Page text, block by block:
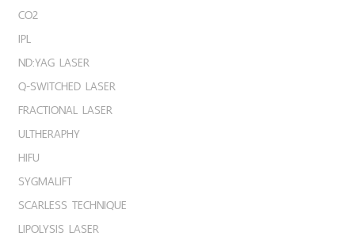
CO2
IPL
ND:YAG LASER
Q-SWITCHED LASER
FRACTIONAL LASER
ULTHERAPHY
HIFU
SYGMALIFT
SCARLESS TECHNIQUE
LIPOLYSIS LASER